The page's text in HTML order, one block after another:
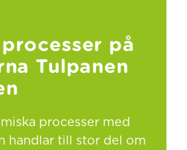
på
Tulpanen
processer med
handlar till stor del om